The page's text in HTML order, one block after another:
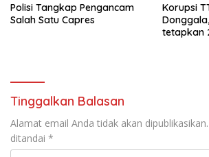
Buru (Namlea).
Polisi Tangkap Pengancam
Salah Satu Capres
Korupsi
tetapkan
Tinggalkan Balasan
Alamat email Anda tidak akan dipublikasikan.
ditandai *